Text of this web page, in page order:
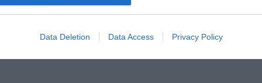
Data Deletion Data Access Privacy Policy
ΔΙΑΦΗΜΙΣΗ